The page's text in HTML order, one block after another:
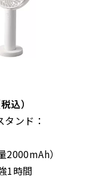
込）
ンド：
）
1時間